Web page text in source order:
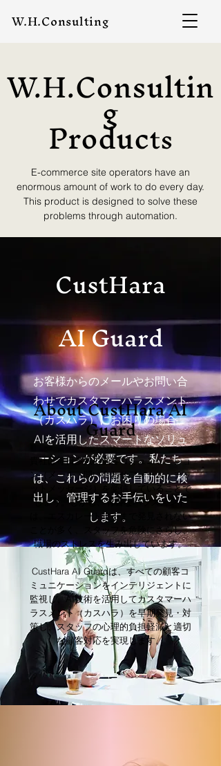
W.H.Consulting
W.H.Consultin
g
Products
E-commerce site operators have an
enormous amount of work to do every day.
This product is designed to solve these
problems through automation.
CustHara
AI Guard
お客様からのメールやお問い合
わせでカスタマーハラスメント
（カスハラ）にお困りの場合、
AIを活用したスマートなソリュ
ーションが必要です。私たち
は、これらの問題を自動的に検
出し、管理するお手伝いをいた
します。
About CustHara AI
Guard
貴社は毎日多数の顧客コミュニケーショ
ン（メール、問い合わせフォーム、チャ
ットメッセージ）を受信していることで
しょう。しかし、有害なハラスメント
は、エスカレートするまで発見されない
ことが多く、スタッフを危険にさらし、
職場のストレスを生み出しています。
CustHara AI Guardは、すべての顧客コ
ミュニケーションをインテリジェントに
監視し、AI技術を活用してカスタマーハ
ラスメント（カスハラ）を早期発見・対
策し、スタッフの心理的負担軽減と適切
な顧客対応を実現します。